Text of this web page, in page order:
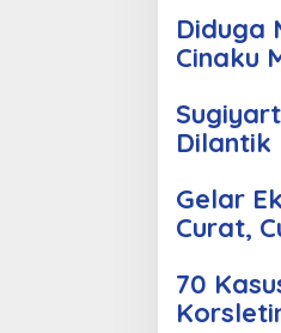
Diduga
Cinaku
Dilantik
Gelar
Curat,
70